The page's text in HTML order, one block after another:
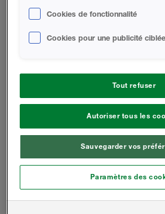
Explorer Les Gammes De Produits
Application intérieure seulement.
Explorer Les Gammes De
Cookies de fonctionnalité
Cookies pour une publicité ciblée
Tout refuser
Autoriser tous les
Sauvegarder vos
Paramètres des